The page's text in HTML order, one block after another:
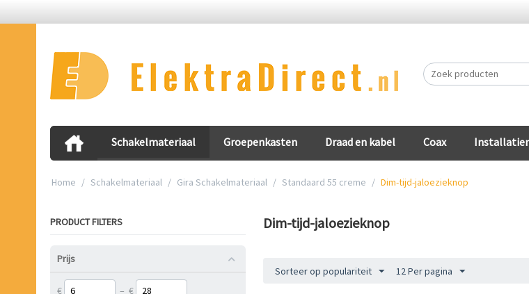
Schakelmateriaal Groepenkasten Draad en kabel Coax
Home / Schakelmateriaal / Gira Schakelmateriaal / Standaard 55 creme / Dim-tijd-jaloezieknop
PRODUCT FILTERS
Prijs
€ – €
Dim-tijd-jaloezieknop
Sorteer op populariteit 12 Per pagina